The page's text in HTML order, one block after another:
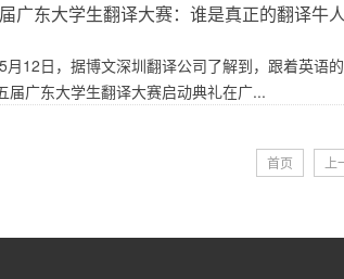
广东大学生翻译大赛：谁是真正的翻译牛
月12日，据博文深圳翻译公司了解到，跟着英语
届广东大学生翻译大赛启动典礼在广...
首页 上